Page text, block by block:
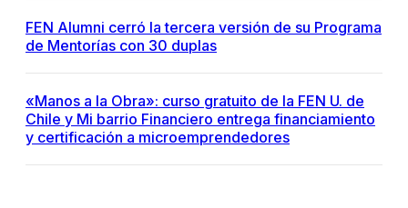
FEN Alumni cerró la tercera versión de su Programa
de Mentorías con 30 duplas
«Manos a la Obra»: curso gratuito de la FEN U. de
Chile y Mi barrio Financiero entrega financiamiento
y certificación a microemprendedores